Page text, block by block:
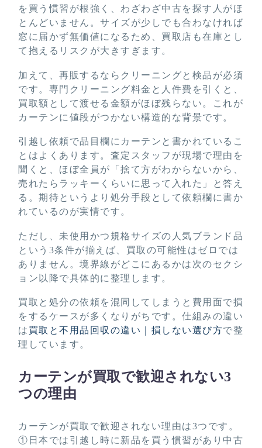
を買う慣習が根強く、わざわざ中古を探す人がほ
とんどいません。サイズが少しでも合わなければ
窓に届かず無価値になるため、買取店も在庫とし
て抱えるリスクが大きすぎます。
加えて、再販するならクリーニングと検品が必須
です。専門クリーニング料金と人件費を引くと、
買取額として渡せる金額がほぼ残らない。これが
カーテンに値段がつかない構造的な背景です。
引越し依頼で品目欄にカーテンと書かれているこ
とはよくあります。査定スタッフが現場で理由を
聞くと、ほぼ全員が「捨て方がわからないから、
売れたらラッキーくらいに思って入れた」と答え
る。期待というより処分手段として依頼欄に書か
れているのが実情です。
ただし、未使用かつ規格サイズの人気ブランド品
という3条件が揃えば、買取の可能性はゼロでは
ありません。境界線がどこにあるかは次のセクシ
ョン以降で具体的に整理します。
買取と処分の依頼を混同してしまうと費用面で損
をするケースが多くなりがちです。仕組みの違い
は 買取と不用品回収の違い｜損しない選び方で整
理しています。
カーテンが買取で歓迎されない3
つの理由
カーテンが買取で歓迎されない理由は3つです。
①日本では引越し時に新品を買う慣習があり中古